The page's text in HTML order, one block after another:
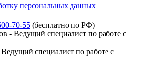
персональных данных
70-55 (бесплатно по РФ)
Ведущий специалист по работе с